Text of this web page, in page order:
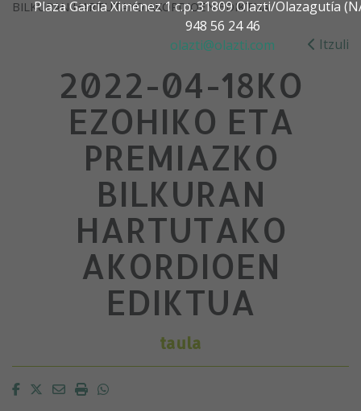
Plaza García Ximénez 1 c.p. 31809 Olazti/Olazagutía
948 56 24 46
olazti@olazti.com
BILKURAN HARTUTAKO AKORDIOEN EDIKTUA
Itzuli
2022-04-18KO
EZOHIKO ETA
PREMIAZKO
BILKURAN
HARTUTAKO
AKORDIOEN
EDIKTUA
taula
Facebook
Twitter
EmailImprimirWhatsapp